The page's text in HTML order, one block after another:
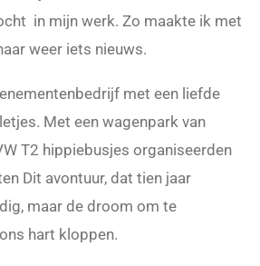
in mijn werk. Zo maakte ik met
weer iets nieuws.
met een liefde
Met een wagenpark van
T2 hippiebusjes organiseerden
Dit avontuur, dat tien jaar
maar de droom om te
hart kloppen.